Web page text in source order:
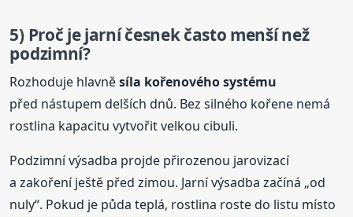
5) Proč je jarní česnek často menší než
podzimní?
Rozhoduje hlavněsíla kořenového systému
před nástupem delších dnů. Bez silného kořene nemá
rostlina kapacitu vytvořit velkou cibuli.
Podzimní výsadba projde přirozenou jarovizací
a zakoření ještě před zimou. Jarní výsadba začíná „od
nuly“. Pokud je půda teplá, rostlina roste do listu místo